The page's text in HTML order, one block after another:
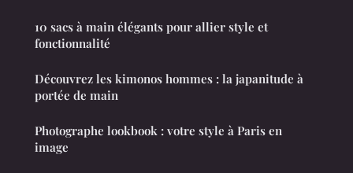
10 sacs à main élégants pour allier style et
fonctionnalité
Découvrez les kimonos hommes : la japanitude à
portée de main
Photographe lookbook : votre style à Paris en
image